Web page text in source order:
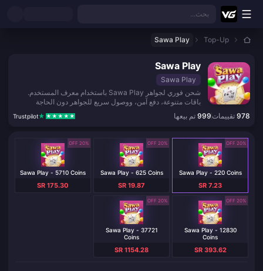
انتقل إلى المحتوى الرئيسي
بحث...
Top-Up
Sawa Play
Sawa Play
Sawa Play
شحن فوري لجواهر Sawa Play باستخدام معرف المستخدم.
باقات متنوعة، دفع آمن، ووصول سريع للجواهر دون الحاجة
لتسجيل الدخول في التطبيق.
978 تقييمات999 تم بيعها Trustpilot
20% OFF
Sawa Play - 220 Coins
SR 7.23
20% OFF
Sawa Play - 625 Coins
SR 19.87
20% OFF
Sawa Play - 5710 Coins
SR 175.30
20% OFF
Sawa Play - 12830
Coins
SR 393.62
20% OFF
Sawa Play - 37721
Coins
SR 1154.28